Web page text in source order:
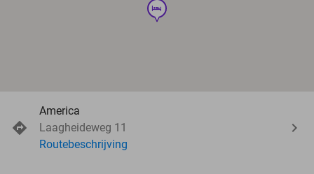
hotel
America
Laagheideweg 11
Routebeschrijving